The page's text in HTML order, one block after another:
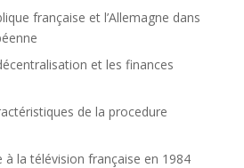
française et l’Allemagne dans
et les finances
de la procedure
à la télévision française en 1984